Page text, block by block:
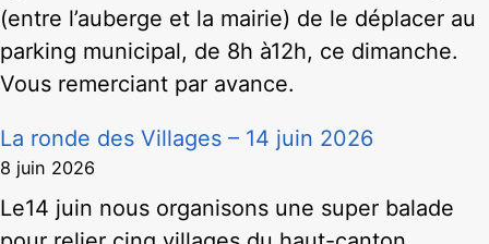
(entre l’auberge et la mairie) de le déplacer au
parking municipal, de 8h à12h, ce dimanche.
Vous remerciant par avance.
La ronde des Villages – 14 juin 2026
8 juin 2026
Le14 juin nous organisons une super balade